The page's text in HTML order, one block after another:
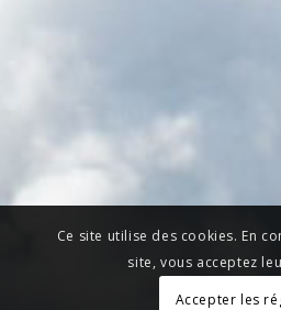
Ce site utilise des cookies. En
site, vous acceptez
Accepter les